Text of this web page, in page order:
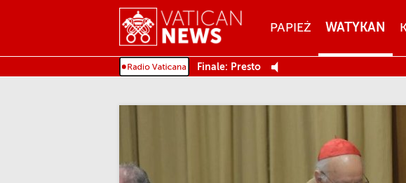
MENU
PAPIEŻ WATYKAN
Finale: Presto